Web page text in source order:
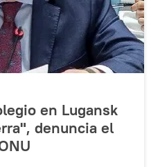
en Lugansk
denuncia el